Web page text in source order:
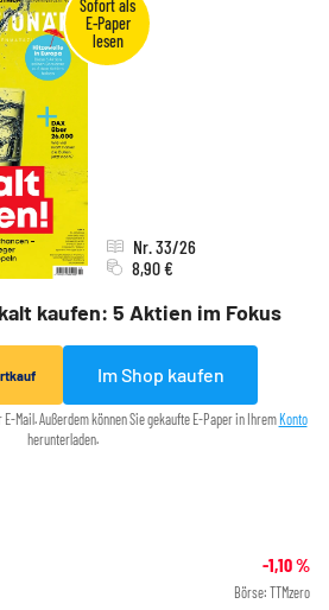
kaufen: 5 Aktien im Fokus
Nr. 33/26
8,90 €
Im Shop kaufen
Mail. Außerdem können Sie gekaufte E-Paper in Ihrem Konto
herunterladen.
-1,10%
Börse: TTMzero